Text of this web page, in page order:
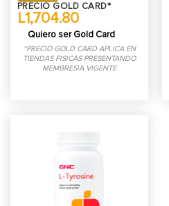
PRECIO GOLD CARD*
L1,704.80
Quiero ser Gold Card
*PRECIO GOLD CARD APLICA EN
TIENDAS FISICAS PRESENTANDO
MEMBRESIA VIGENTE